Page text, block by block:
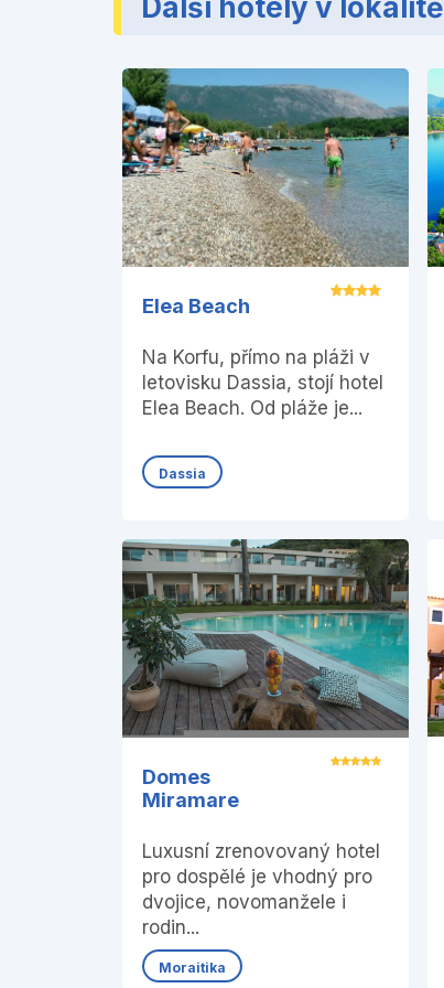
Další hotely v lokalitě
Elea Beach
Na Korfu, přímo na pláži v
letovisku Dassia, stojí hotel
Elea Beach. Od pláže je...
Dassia
Domes
Miramare
Luxusní zrenovovaný hotel
pro dospělé je vhodný pro
dvojice, novomanžele i
rodin...
Moraitika